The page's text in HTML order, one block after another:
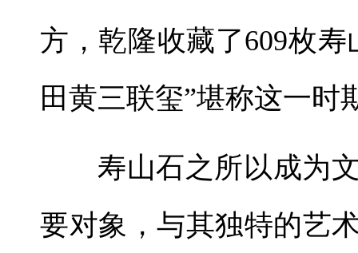
方，乾隆收藏了609枚
田黄三联玺”堪称这一时
寿山石之所以成为
要对象，与其独特的艺